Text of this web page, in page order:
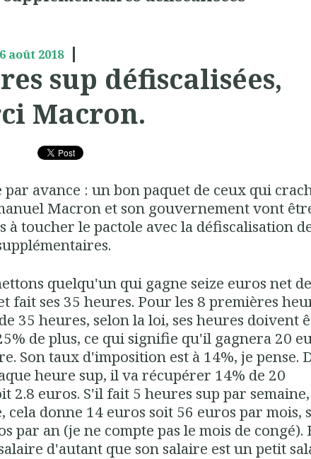
août 2018
sup défiscalisées,
Macron.
par avance : un bon paquet de ceux qui
Macron et son gouvernement vont
à toucher le pactole avec la défiscalisation
quelqu'un qui gagne seize euros net de
fait ses 35 heures. Pour les 8 premières
35 heures, selon la loi, ses heures doivent
de plus, ce qui signifie qu'il gagnera 20
Son taux d'imposition est à 14%, je pense.
heure sup, il va récupérer 14% de 20
2.8 euros. S'il fait 5 heures sup par
cela donne 14 euros soit 56 euros par mois,
par an (je ne compte pas le mois de congé).
d'autant que son salaire est un petit